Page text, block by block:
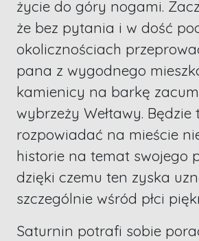
życie do góry nogami.
że bez pytania i w dość
okolicznościach
pana z wygodnego
kamienicy na barkę
wybrzeży Wełtawy. Będzie
rozpowiadać na mieście
historie na temat swojego
dzięki czemu ten zyska
szczególnie wśród płci
Saturnin potrafi sobie